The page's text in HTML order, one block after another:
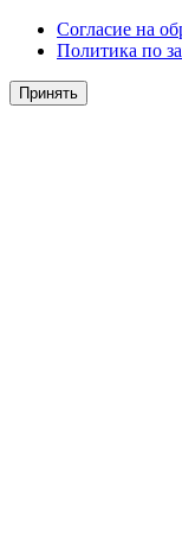
Согласие на
Политика по
Принять